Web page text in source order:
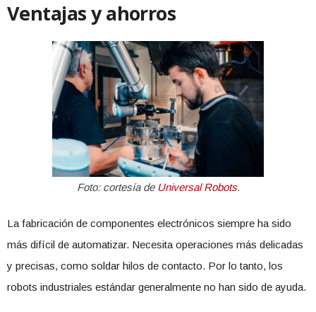
Ventajas y ahorros
Foto: cortesía de Universal Robots.
La fabricación de componentes electrónicos siempre ha sido
más difícil de automatizar. Necesita operaciones más delicadas
y precisas, como soldar hilos de contacto. Por lo tanto, los
robots industriales estándar generalmente no han sido de ayuda.